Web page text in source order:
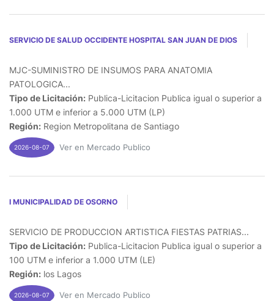
SERVICIO DE SALUD OCCIDENTE HOSPITAL SAN JUAN DE DIOS
MJC-SUMINISTRO DE INSUMOS PARA ANATOMIA
PATOLOGICA...
Tipo de Licitación: Publica-Licitacion Publica igual o superior a
1.000 UTM e inferior a 5.000 UTM (LP)
Región: Region Metropolitana de Santiago
2026-08-07 Ver en Mercado Publico
I MUNICIPALIDAD DE OSORNO
SERVICIO DE PRODUCCION ARTISTICA FIESTAS PATRIAS...
Tipo de Licitación: Publica-Licitacion Publica igual o superior a
100 UTM e inferior a 1.000 UTM (LE)
Región: los Lagos
2026-08-07 Ver en Mercado Publico